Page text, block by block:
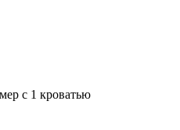
с 1 кроватью